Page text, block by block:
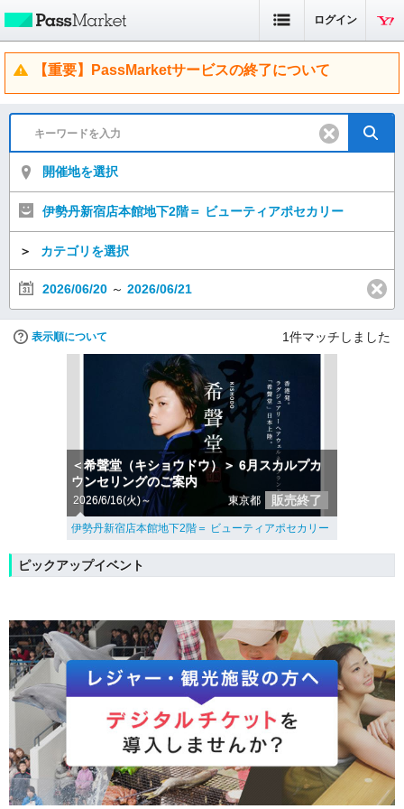
ログイン
【重要】PassMarketサービスの終了について
開催地を選択
伊勢丹新宿店本館地下2階＝ ビューティアポセカリー
＞ カテゴリを選択
2026/06/20 ～ 2026/06/21
表示順について 1件マッチしました
＜希聲堂（キショウドウ）＞ 6月スカルプカ
ウンセリングのご案内
2026/6/16(火)～ 東京都 販売終了
伊勢丹新宿店本館地下2階＝ ビューティアポセカリー
ピックアップイベント